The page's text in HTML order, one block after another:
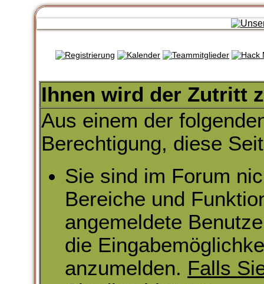
Ihnen wird der Zutritt
Aus einem der
Berechtigung, diese
Sie sind im Forum
Bereiche und
angemeldete
die
anzumelden. Falls